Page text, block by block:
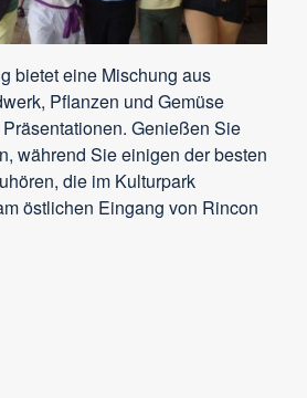
bietet eine Mischung aus
Pflanzen und Gemüse
Genießen Sie
während Sie einigen der besten
die im Kulturpark
östlichen Eingang von Rincon